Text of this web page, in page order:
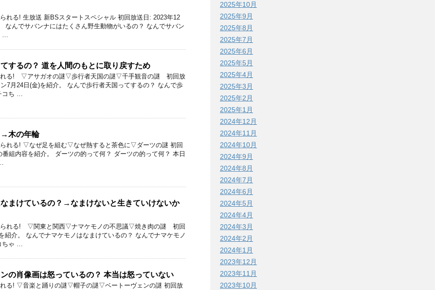
れる! 生放送 新BSスタートスペシャル 初回放送日: 2023年12
なんでサバンナにはたくさん野生動物がいるの？ なんでサバン
…
するの？ 道を人間のもとに取り戻すため
れる! ▽アサガオの謎▽歩行者天国の謎▽千手観音の謎 初回放
7月24日(金)を紹介。 なんで歩行者天国ってするの？ なんで歩
コち …
→木の年輪
れる! ▽なぜ足を組む▽なぜ熱すると茶色に▽ダーツの謎 初回
組内容を紹介。 ダーツの的って何？ ダーツの的って何？ 本日
まけているの？→なまけないと生きていけないか
られる! ▽関東と関西▽ナマケモノの不思議▽焼き肉の謎 初回
紹介。 なんでナマケモノはなまけているの？ なんでナマケモノ
ちゃ …
の肖像画は怒っているの？ 本当は怒っていない
る! ▽音楽と踊りの謎▽帽子の謎▽ベートーヴェンの謎 初回放
2025年10月
2025年9月
2025年8月
2025年7月
2025年6月
2025年5月
2025年4月
2025年3月
2025年2月
2025年1月
2024年12月
2024年11月
2024年10月
2024年9月
2024年8月
2024年7月
2024年6月
2024年5月
2024年4月
2024年3月
2024年2月
2024年1月
2023年12月
2023年11月
2023年10月